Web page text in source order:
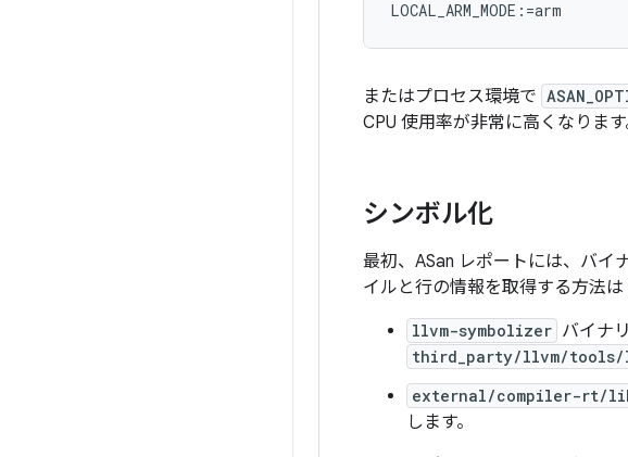
またはプロセス環境で
CPU 使用率が非常に高くなります
シンボル化
最初、ASan レポートには、バイ
イルと行の情報を取得する方法は
llvm-symbolizer バイナ
third_party/llvm/tools/
external/compiler-rt/
します。